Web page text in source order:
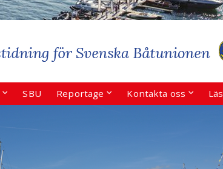
SBU Reportage Kontakta oss